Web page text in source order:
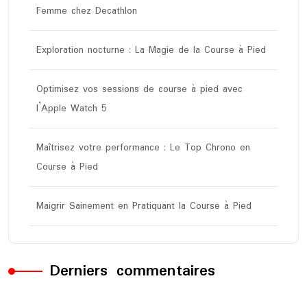
Femme chez Decathlon
Exploration nocturne : La Magie de la Course à Pied
Optimisez vos sessions de course à pied avec
l’Apple Watch 5
Maîtrisez votre performance : Le Top Chrono en
Course à Pied
Maigrir Sainement en Pratiquant la Course à Pied
Derniers commentaires